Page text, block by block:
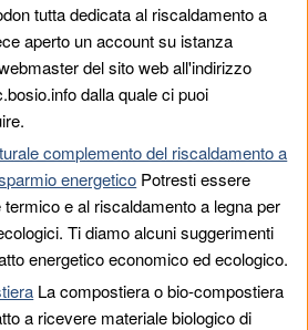
tutta dedicata al riscaldamento a
aperto un account su istanza
del sito web all'indirizzo
dalla quale ci puoi
complemento del riscaldamento a
energetico Potresti essere
e al riscaldamento a legna per
Ti diamo alcuni suggerimenti
energetico economico ed ecologico.
La compostiera o bio-compostiera
a ricevere materiale biologico di